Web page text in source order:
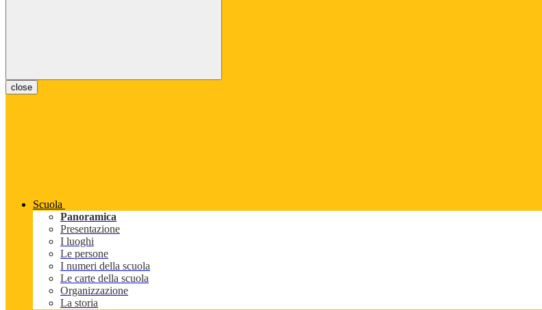
close
Scuola
Panoramica
Presentazione
I luoghi
Le persone
I numeri della scuola
Le carte della scuola
Organizzazione
La storia